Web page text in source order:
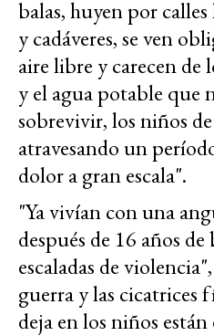
balas, huyen por
y cadáveres, se ven
aire libre y carecen de
y el agua potable que
sobrevivir, los niños
atravesando un
dolor a gran escala".
"Ya vivían con una
después de 16 años
escaladas de
guerra y las cicatrices
deja en los niños